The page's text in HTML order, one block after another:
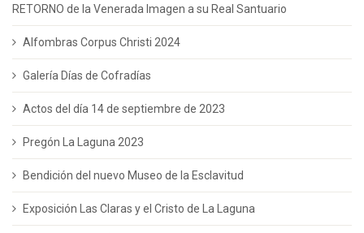
RETORNO de la Venerada Imagen a su Real Santuario
Alfombras Corpus Christi 2024
Galería Días de Cofradías
Actos del día 14 de septiembre de 2023
Pregón La Laguna 2023
Bendición del nuevo Museo de la Esclavitud
Exposición Las Claras y el Cristo de La Laguna